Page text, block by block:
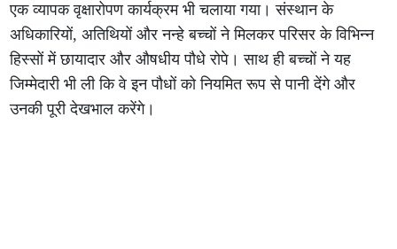
एक व्यापक वृक्षारोपण कार्यक्रम भी चलाया गया। संस्थान के
अधिकारियों, अतिथियों और नन्हे बच्चों ने मिलकर परिसर के विभिन्न
हिस्सों में छायादार और औषधीय पौधे रोपे। साथ ही बच्चों ने यह
जिम्मेदारी भी ली कि वे इन पौधों को नियमित रूप से पानी देंगे और
उनकी पूरी देखभाल करेंगे।